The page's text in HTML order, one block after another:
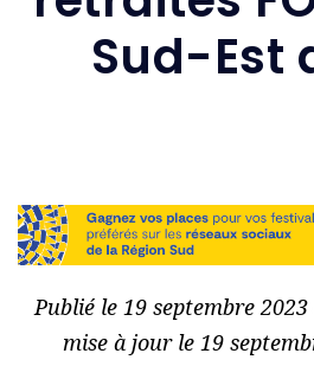
Sud-Est
Publié le 19 septembre
mise à jour le 19